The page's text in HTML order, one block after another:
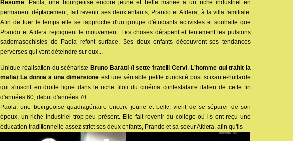
Résumé: Paola, une bourgeoise encore jeune et belle mariée à un riche industriel en
permanent déplacement, fait revenir ses deux enfants, Prando et Afdera, à la villa familiale.
Afin de tuer le temps elle se rapproche d'un groupe d'étudiants activistes et souhaite que
Prando et Afdera rejoignent le mouvement. Les choses dérapent et lentement les pulsions
sadomasochistes de Paola refont surface. Ses deux enfants découvrent ses tendances
perverses qui vont déteindre sur eux...
Unique réalisation du scénariste Bruno Baratti(I sette fratelli Cervi, L'homme qui trahit la
mafia) La donna a una dimensione est une véritable petite curiosité post soixante-huitarde
qui s'inscrit en droite ligne dans le riche filon du cinéma contestataire italien de cette fin
d'années 60, début d'années 70.
Paola, une bourgeoise quadragénaire encore jeune et belle, vient de se séparer de son
époux, un riche industriel trop peu présent. Elle fait revenir du collège où ils ont reçu une
éducation traditionnelle assez strict ses deux enfants, Prando et sa soeur Afdera. afin qu'ils